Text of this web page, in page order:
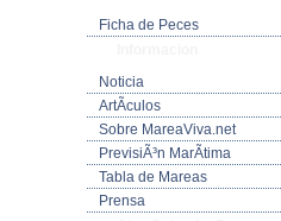
Ficha de Peces
Noticia
ArtÃ­culos
Sobre MareaViva.net
PrevisiÃ³n MarÃ­tima
Tabla de Mareas
Prensa